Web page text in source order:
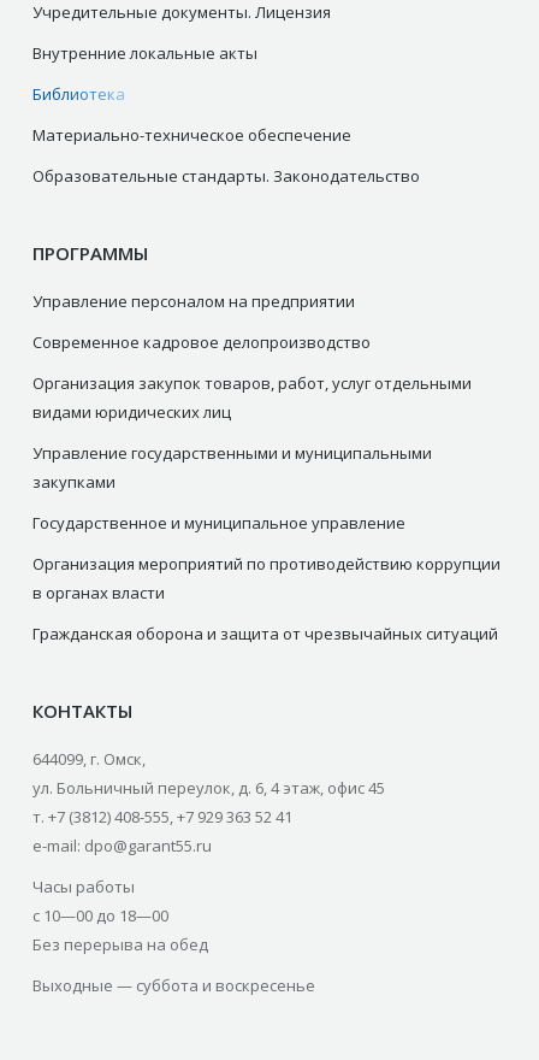
Учредительные документы. Лицензия
Внутренние локальные акты
Библиотека
Материально-техническое обеспечение
Образовательные стандарты. Законодательство
ПРОГРАММЫ
Управление персоналом на предприятии
Современное кадровое делопроизводство
Организация закупок товаров, работ, услуг отдельными
видами юридических лиц
Управление государственными и муниципальными
закупками
Государственное и муниципальное управление
Организация мероприятий по противодействию коррупции
в органах власти
Гражданская оборона и защита от чрезвычайных ситуаций
КОНТАКТЫ
644099, г. Омск,
ул. Больничный переулок, д. 6, 4 этаж, офис 45
т. +7 (3812) 408-555, +7 929 363 52 41
e-mail: dpo@garant55.ru
Часы работы
с 10—00 до 18—00
Без перерыва на обед
Выходные — суббота и воскресенье